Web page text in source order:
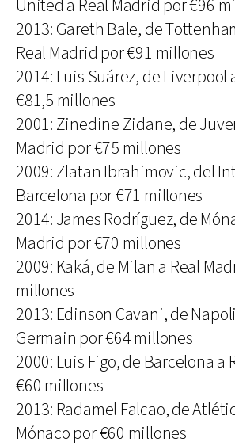
United a Real Madrid por €96
2013: Gareth Bale, de
Real Madrid por €91 millones
2014: Luis Suárez, de Liverpool
€81,5 millones
2001: Zinedine Zidane, de
Madrid por €75 millones
2009: Zlatan Ibrahimovic, del
Barcelona por €71 millones
2014: James Rodríguez, de
Madrid por €70 millones
2009: Kaká, de Milan a Real
millones
2013: Edinson Cavani, de
Germain por €64 millones
2000: Luis Figo, de Barcelona a
€60 millones
2013: Radamel Falcao, de
Mónaco por €60 millones